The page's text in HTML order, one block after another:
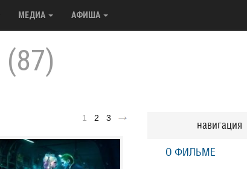
МЕДИА АФИША
(87)
1 2 3
навигация
О ФИЛЬМЕ